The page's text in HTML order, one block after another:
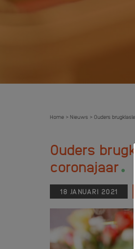
Home > Nieuws > Ouders
Ouders
coronajaar.
18 JANUARI 2021